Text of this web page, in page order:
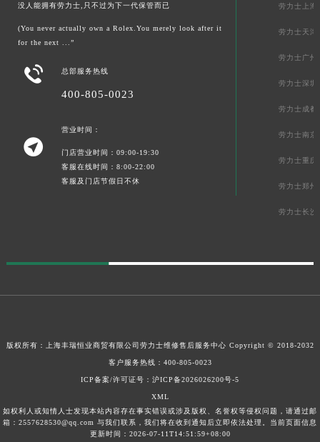
没人能拥有劳力士,只不过为下一代保管而已
(You never actually own a Rolex.You merely look after it
for the next ...”
 总部服务热线
400-805-0023

营业时间：
门店营业时间：09:00-19:30
客服在线时间：8:00-22:00
客服及门店节假日不休
劳力士上海
劳力士天津
劳力士广州
劳力士深圳
劳力士成都
劳力士南京
劳力士重庆
劳力士郑州
劳力士长沙
版权所有：上海丰瑞恒业商贸有限公司 劳力士维修售后服务中心 Copyright © 2018-2032
客户服务热线： 400-805-0023
ICP备案/许可证号：沪ICP备2026026200号-5
XML
如权利人或知情人士发现本站内容存在事实错误或涉及版权、名誉权等侵权问题，请通过邮
箱：2557628530@qq.com 与我们联系，我们将在收到通知后立即依法处理。当前页面信息
更新时间：2026-07-11T14:51:59+08:00